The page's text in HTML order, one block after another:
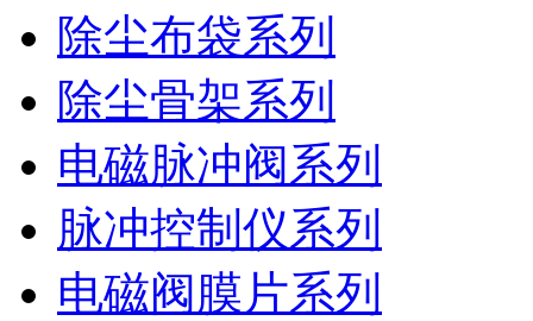
除尘布袋系列
除尘骨架系列
电磁脉冲阀系列
脉冲控制仪系列
电磁阀膜片系列